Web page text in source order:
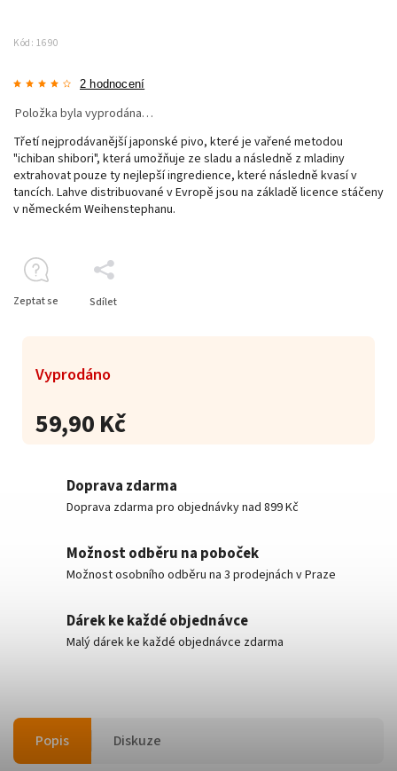
Kód: 1690
2 hodnocení
59,90 Kč
Vyprodáno
Položka byla vyprodána…
Třetí nejprodávanější japonské pivo, které je vařené metodou
"ichiban shibori", která umožňuje ze sladu a následně z mladiny
extrahovat pouze ty nejlepší ingredience, které následně kvasí v
tancích. Lahve distribuované v Evropě jsou na základě licence stáčeny
v německém Weihenstephanu.
Zeptat se Sdílet
Doprava zdarma
Doprava zdarma pro objednávky nad 899 Kč
Možnost odběru na poboček
Možnost osobního odběru na 3 prodejnách v Praze
Dárek ke každé objednávce
Malý dárek ke každé objednávce zdarma
Popis Diskuze